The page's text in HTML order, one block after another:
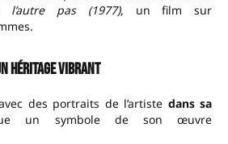
l’autre pas (1977), un film sur
héritage vibrant
avec des portraits de l’artiste dans sa
un symbole de son œuvre